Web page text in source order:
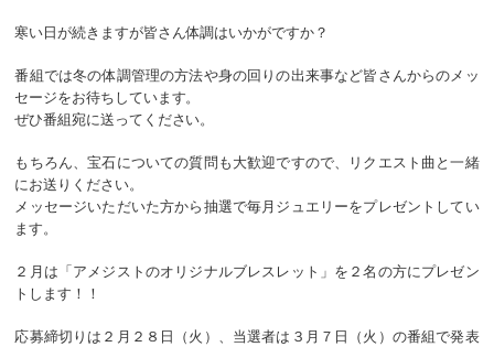
寒い日が続きますが皆さん体調はいかがですか？
番組では冬の体調管理の方法や身の回りの出来事など皆さんからのメッ
セージをお待ちしています。
ぜひ番組宛に送ってください。
もちろん、宝石についての質問も大歓迎ですので、リクエスト曲と一緒
にお送りください。
メッセージいただいた方から抽選で毎月ジュエリーをプレゼントしてい
ます。
２月は「アメジストのオリジナルブレスレット」を２名の方にプレゼン
トします！！
応募締切りは２月２８日（火）、当選者は３月７日（火）の番組で発表